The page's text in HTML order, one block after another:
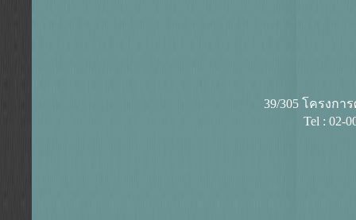
39/305 โครงก
Tel : 02-